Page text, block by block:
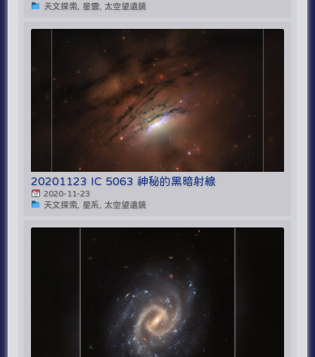
天文探索, 星雲, 太空望遠鏡
20201123 IC 5063 神秘的黑暗射線
2020-11-23
天文探索, 星系, 太空望遠鏡